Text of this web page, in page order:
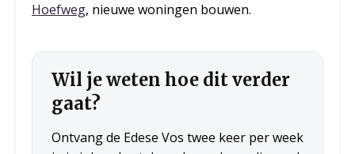
Hoefweg, nieuwe woningen bouwen.
Wil je weten hoe dit verder
gaat?
Ontvang de Edese Vos twee keer per week